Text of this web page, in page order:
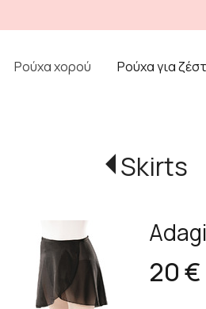
Ρούχα χορού Ρούχα για
Skirts
20 €